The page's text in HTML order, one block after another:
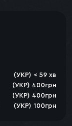
(УКР) < 59 хв
(УКР) 400грн
(УКР) 400грн
(УКР) 100грн